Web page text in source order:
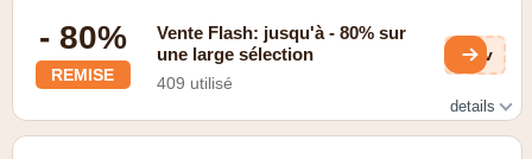
- 80%
REMISE
Vente Flash: jusqu'à - 80% sur
une large sélection
409 utilisé
dXv
details